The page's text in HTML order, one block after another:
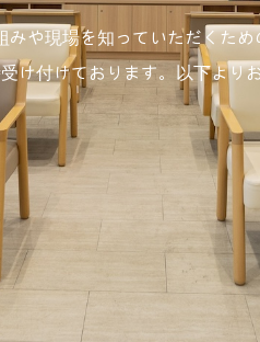
スの事業者等との連携
託
みや現場を知っていただくため
け付けております。
以下より